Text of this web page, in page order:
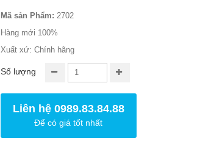
Mã sản Phẩm: 2702
Hàng mới 100%
Xuất xứ: Chính hãng
Số lượng
Liên hệ 0989.83.84.88
Để có giá tốt nhất